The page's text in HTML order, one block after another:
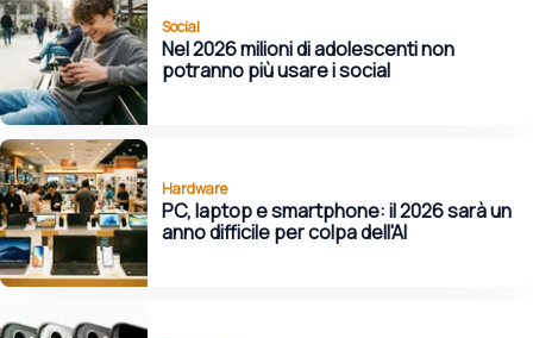
Social
Nel 2026 milioni di adolescenti non
potranno più usare i social
Hardware
PC, laptop e smartphone: il 2026 sarà un
anno difficile per colpa dell'AI